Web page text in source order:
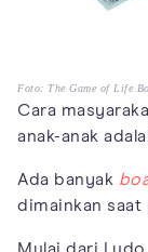
Foto: The Game of Life
Cara
anak-anak
Ada banyak
dimainkan saat
Mulai dari